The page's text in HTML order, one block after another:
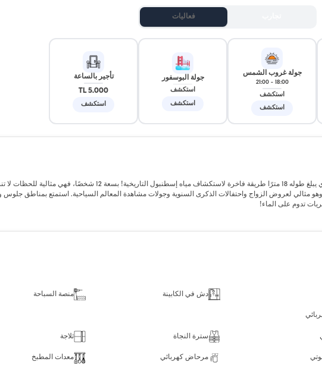
فعاليات
جولة غروب الشمس
18:00
-
21:00
استكشف
استكشف
جولة البوسفور
استكشف
استكشف
تأجير بالساعة
5.000 TL
استكشف
الانطلاق من خليج هاليتش، يوفر يختنا المصمم خصيصًا والذي يبلغ طوله 18 مترًا طريقة فاخرة لاستكشاف مياه إسطنبول التاريخية! بسعة 12
مثالي لعروض الزواج واحتفالات الذكرى السنوية وجولات مشاهدة المعالم السياحية. استمتع بمناطق جلوس
دش في الكابينة منصة السباحة
سترة النجاة ثلاجة
مرحاض كهربائي معدات المطبخ